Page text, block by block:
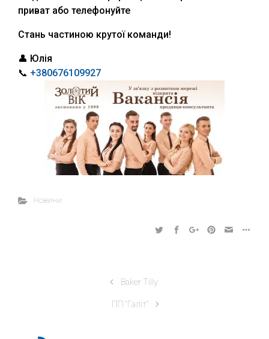
приват або телефонуйте
Стань частиною крутої команди!
👤 Юлія
📞 +380676109927
Новини
Baker Tilly
ПП “Галіт”